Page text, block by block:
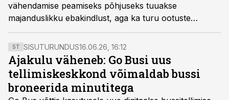
vähendamise peamiseks põhjuseks tuuakse
majanduslikku ebakindlust, aga ka turu ootuste
muutlikkust.
ST SISUTURUNDUS16.06.26, 16:12
Ajakulu väheneb: Go Busi uus
tellimiskeskkond võimaldab bussi
broneerida minutitega